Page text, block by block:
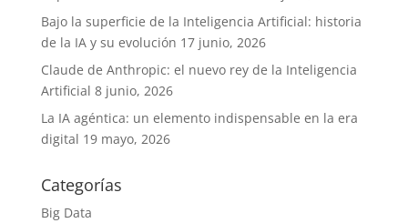
Bajo la superficie de la Inteligencia Artificial: historia
de la IA y su evolución 17 junio, 2026
Claude de Anthropic: el nuevo rey de la Inteligencia
Artificial 8 junio, 2026
La IA agéntica: un elemento indispensable en la era
digital 19 mayo, 2026
Categorías
Big Data